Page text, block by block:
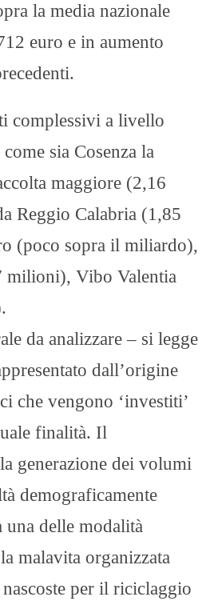
la media nazionale
euro e in aumento
complessivi a livello
sia Cosenza la
maggiore (2,16
Reggio Calabria (1,85
(poco sopra il miliardo),
milioni), Vibo Valentia
da analizzare – si legge
dall’origine
che vengono ‘investiti’
finalità. Il
generazione dei volumi
demograficamente
una delle modalità
malavita organizzata
per il riciclaggio